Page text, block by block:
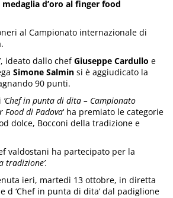
d’oro al finger food
al Campionato internazionale di
ideato dallo chefGiuseppe Cardullo e
Simone Salmin si è aggiudicato la
90 punti.
‘Chef in punta di dita – Campionato
Food di Padova‘ ha premiato le categorie
dolce, Bocconi della tradizione e
valdostani ha partecipato per la
tradizione’.
ieri, martedì 13 ottobre, in diretta
d ‘Chef in punta di dita’ dal padiglione